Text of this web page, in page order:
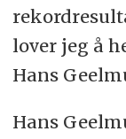
lover jeg å
Hans
Hans